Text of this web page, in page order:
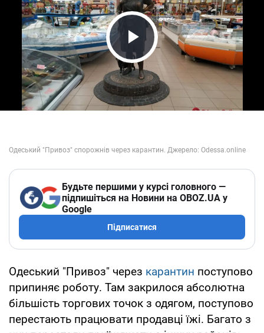
Play Video
Будьте першими у курсі головного —
підпишіться на Новини на OBOZ.UA у
Google
Підписатися
Одеський "Привоз" через карантин поступово
припиняє роботу. Там закрилося абсолютна
більшість торгових точок з одягом, поступово
перестають працювати продавці їжі. Багато з